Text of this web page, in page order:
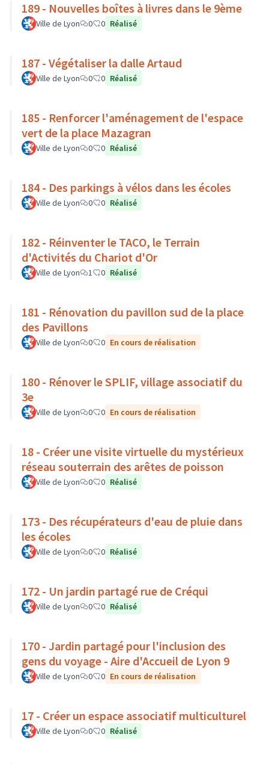
189 - Nouvelles boîtes à livres dans le 9ème
Ville de Lyon 0 0 Réalisé
187 - Végétaliser la dalle Artaud
Ville de Lyon 0 0 Réalisé
185 - Renforcer l'aménagement de l'espace
vert de la place Mazagran
Ville de Lyon 0 0 Réalisé
184 - Des parkings à vélos dans les écoles
Ville de Lyon 0 0 Réalisé
182 - Réinventer le TACO, le Terrain
d'Activités du Chariot d'Or
Ville de Lyon 1 0 Réalisé
181 - Rénovation du pavillon sud de la place
des Pavillons
Ville de Lyon 0 0 En cours de réalisation
180 - Rénover le SPLIF, village associatif du
3e
Ville de Lyon 0 0 En cours de réalisation
18 - Créer une visite virtuelle du mystérieux
réseau souterrain des arêtes de poisson
Ville de Lyon 0 0 Réalisé
173 - Des récupérateurs d'eau de pluie dans
les écoles
Ville de Lyon 0 0 Réalisé
172 - Un jardin partagé rue de Créqui
Ville de Lyon 0 0 Réalisé
170 - Jardin partagé pour l'inclusion des
gens du voyage - Aire d'Accueil de Lyon 9
Ville de Lyon 0 0 En cours de réalisation
17 - Créer un espace associatif multiculturel
Ville de Lyon 0 0 Réalisé